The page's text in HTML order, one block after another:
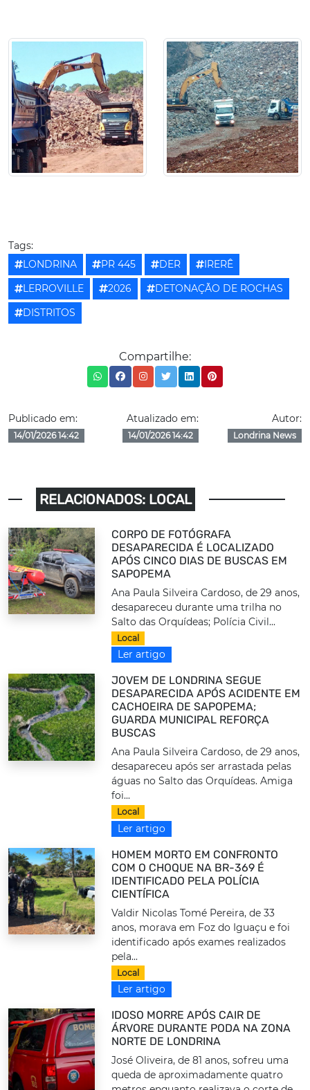
Tags:
LONDRINA
PR 445 DER
IRERÊ
LERROVILLE
2026
DETONAÇÃO DE ROCHAS
DISTRITOS
Compartilhe:
Publicado em:
14/01/2026 14:42
Atualizado em:
14/01/2026 14:42
Autor:
Londrina News
RELACIONADOS: LOCAL
CORPO DE FOTÓGRAFA
DESAPARECIDA É LOCALIZADO
APÓS CINCO DIAS DE BUSCAS EM
SAPOPEMA
Ana Paula Silveira Cardoso, de 29 anos,
desapareceu durante uma trilha no
Salto das Orquídeas; Polícia Civil...
Local
Ler artigo
JOVEM DE LONDRINA SEGUE
DESAPARECIDA APÓS ACIDENTE EM
CACHOEIRA DE SAPOPEMA;
GUARDA MUNICIPAL REFORÇA
BUSCAS
Ana Paula Silveira Cardoso, de 29 anos,
desapareceu após ser arrastada pelas
águas no Salto das Orquídeas. Amiga
foi...
Local
Ler artigo
HOMEM MORTO EM CONFRONTO
COM O CHOQUE NA BR-369 É
IDENTIFICADO PELA POLÍCIA
CIENTÍFICA
Valdir Nicolas Tomé Pereira, de 33
anos, morava em Foz do Iguaçu e foi
identificado após exames realizados
pela...
Local
Ler artigo
IDOSO MORRE APÓS CAIR DE
ÁRVORE DURANTE PODA NA ZONA
NORTE DE LONDRINA
José Oliveira, de 81 anos, sofreu uma
queda de aproximadamente quatro